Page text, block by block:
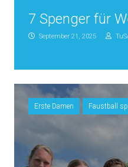
7 Spenger für
September 21, 2025
Erste Damen Faustball